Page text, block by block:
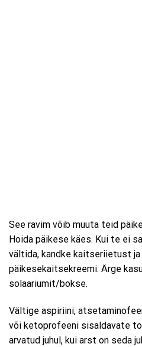
See ravim võib muuta teid
Hoida päikese käes. Kui te ei
vältida, kandke kaitseriietust
päikesekaitsekreemi. Ärge
solaariumit/bokse.
Vältige aspiriini,
või ketoprofeeni sisaldavate
arvatud juhul, kui arst on seda